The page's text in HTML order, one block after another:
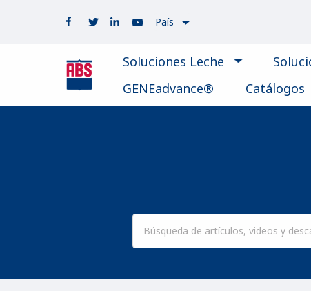
País
Soluciones Leche
GENEadvance®
Catálogos